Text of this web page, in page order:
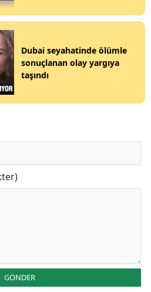
Dubai seyahatinde ölümle
sonuçlanan olay yargıya
taşındı
GÖNDER